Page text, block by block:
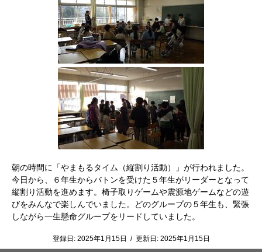
朝の時間に「やまもるタイム（縦割り活動）」が行われました。
今日から、６年生からバトンを受けた５年生がリーダーとなって
縦割り活動を進めます。椅子取りゲームや震源地ゲームなどの遊
びをみんなで楽しんでいました。どのグループの５年生も、緊張
しながら一生懸命グループをリードしていました。
登録日: 2025年1月15日 / 更新日: 2025年1月15日